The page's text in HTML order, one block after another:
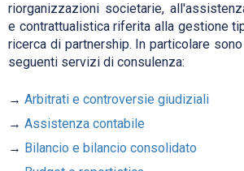
riorganizzazioni societarie,
e contrattualistica riferita alla gestione
ricerca di partnership. In particolare
seguenti servizi di consulenza:
Arbitrati e controversie giudiziali
Assistenza contabile
Bilancio e bilancio consolidato